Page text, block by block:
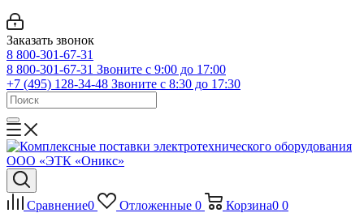
Заказать звонок
8 800-301-67-31
8 800-301-67-31 Звоните с 9:00 до 17:00
+7 (495) 128-34-48 Звоните с 8:30 до 17:30
Сравнение0 Отложенные 0 Корзина0 0